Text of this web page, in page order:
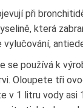
při
která
vylučování,
se používá k
Oloupete tři
v 1 litru vody asi